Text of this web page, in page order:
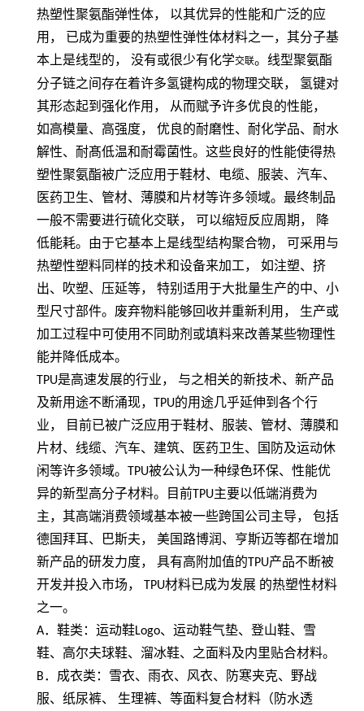
热塑性聚氨酯弹性体，
以其优异的性能和广泛的应
用，
已成为重要的热塑性弹性体材料之一，其分子基
本上是线型的，
没有或很少有化学交联。线型聚氨酯
分子链之间存在着许多氢键构成的物理交联，
氢键对
其形态起到强化作用，
从而赋予许多优良的性能，
如高模量、高强度，
优良的耐磨性、耐化学品、耐水
解性、耐髙低温和耐霉菌性。这些良好的性能使得热
塑性聚氨酯被广泛应用于鞋材、电缆、服装、汽车、
医药卫生、管材、薄膜和片材等许多领域。最终制品
一般不需要进行硫化交联，
可以缩短反应周期，
降
低能耗。由于它基本上是线型结构聚合物，
可采用与
热塑性塑料同样的技术和设备来加工，
如注塑、挤
出、吹塑、压延等，
特别适用于大批量生产的中、小
型尺寸部件。废弃物料能够回收并重新利用，
生产或
加工过程中可使用不同助剂或填料来改善某些物理性
能并降低成本。
TPU是高速发展的行业， 与之相关的新技术、新产品
及新用途不断涌现， TPU的用途几乎延伸到各个行
业， 目前已被广泛应用于鞋材、服装、管材、薄膜和
片材、线缆、汽车、建筑、医药卫生、国防及运动休
闲等许多领域。 TPU被公认为一种绿色环保、性能优
异的新型高分子材料。目前TPU主要以低端消费为
主，其高端消费领域基本被一些跨国公司主导， 包括
德国拜耳、巴斯夫， 美国路博润、亨斯迈等都在增加
新产品的研发力度， 具有高附加值的TPU产品不断被
开发并投入市场， TPU材料已成为发展 的热塑性材料
之一。
A．鞋类：运动鞋Logo、运动鞋气垫、登山鞋、雪
鞋、高尔夫球鞋、溜冰鞋、之面料及内里贴合材料。
B．成衣类：雪衣、雨衣、风衣、防寒夹克、野战
服、纸尿裤、 生理裤、等面料复合材料（防水透